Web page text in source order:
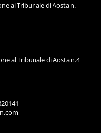
al Tribunale di Aosta n.
al Tribunale di Aosta n.4